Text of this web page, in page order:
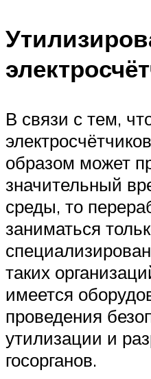
В связи с тем,
образом может
значительный
среды, то
заниматься
таких
имеется
проведения
утилизации и
госорганов.